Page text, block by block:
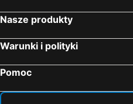
Nasze produkty
Warunki i polityki
Pomoc